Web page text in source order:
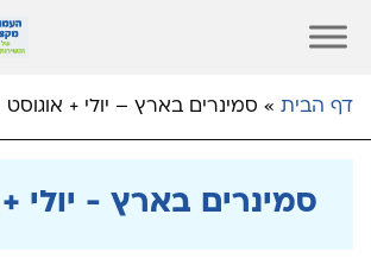
דף הבית » סמינרים בארץ – יולי + אוגוסט
סמינרים בארץ - יולי